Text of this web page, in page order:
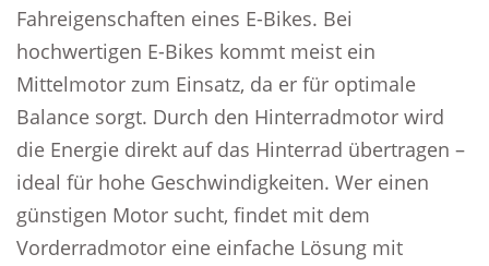
Fahreigenschaften eines E-Bikes. Bei
hochwertigen E-Bikes kommt meist ein
Mittelmotor zum Einsatz, da er für optimale
Balance sorgt. Durch den Hinterradmotor wird
die Energie direkt auf das Hinterrad übertragen –
ideal für hohe Geschwindigkeiten. Wer einen
günstigen Motor sucht, findet mit dem
Vorderradmotor eine einfache Lösung mit